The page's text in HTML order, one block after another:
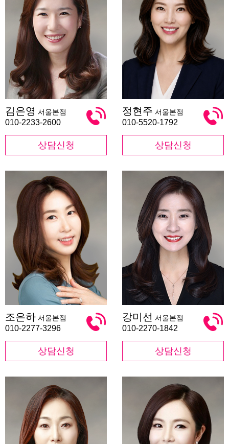
은
영
김은영 서울본점
010-2233-2600
상담신청
현
주
정현주 서울본점
010-5520-1792
상담신청
은
하
조은하 서울본점
010-2277-3296
상담신청
미
선
강미선 서울본점
010-2270-1842
상담신청